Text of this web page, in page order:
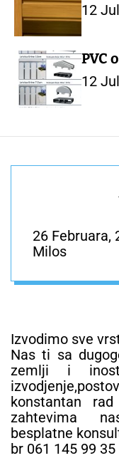
12
PVC
12
26 Februara,
Milos
Izvodimo sve
Nas ti sa
zemlji i
konstantan
zahtevima
besplatne
br 061 145 99 35